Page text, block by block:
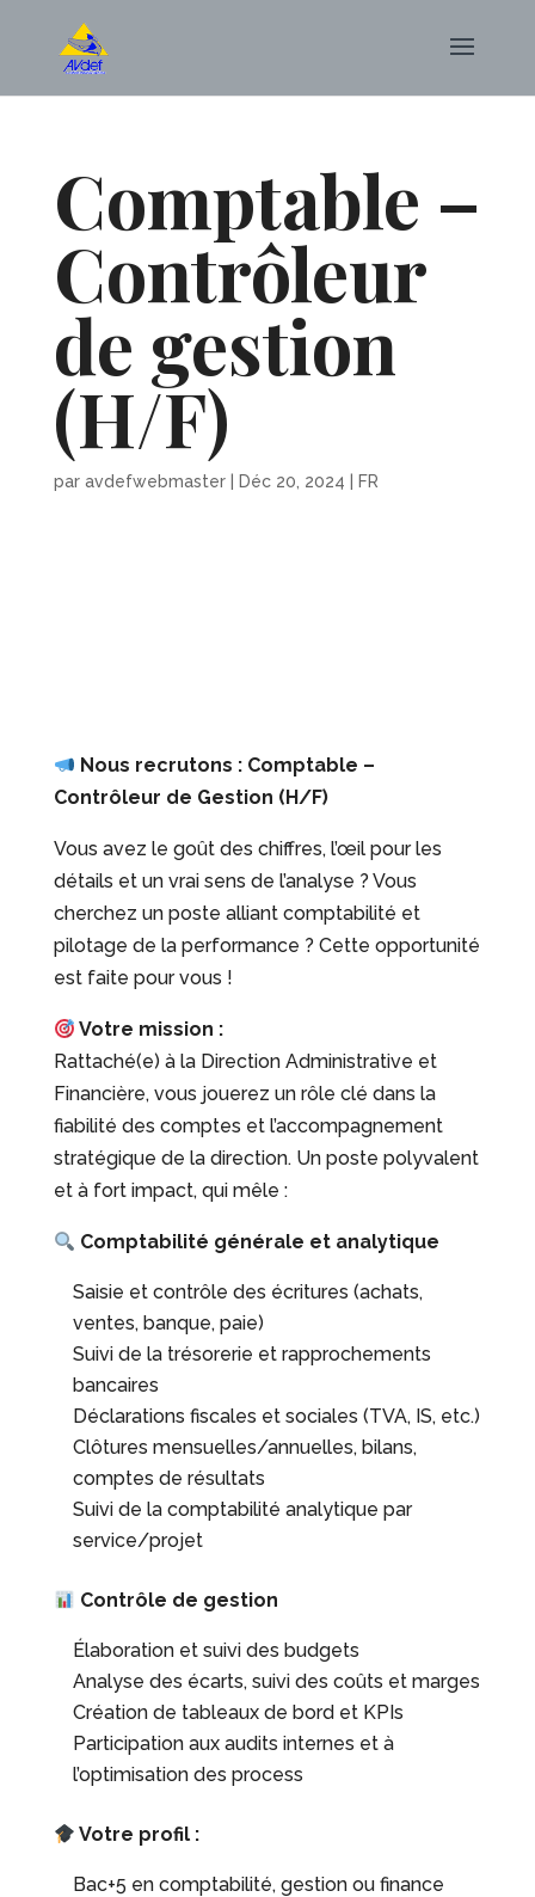
Comptable –
Contrôleur
de gestion
(H/F)
par avdefwebmaster| Déc 20, 2024 FR
Nous recrutons : Comptable –
Contrôleur de Gestion (H/F)
Vous avez le goût des chiffres, l’œil pour les
détails et un vrai sens de l’analyse ? Vous
cherchez un poste alliant comptabilité et
pilotage de la performance ? Cette opportunité
est faite pour vous !
Votre mission :
Rattaché(e) à la Direction Administrative et
Financière, vous jouerez un rôle clé dans la
fiabilité des comptes et l’accompagnement
stratégique de la direction. Un poste polyvalent
et à fort impact, qui mêle :
Comptabilité générale et analytique
Saisie et contrôle des écritures (achats,
ventes, banque, paie)
Suivi de la trésorerie et rapprochements
bancaires
Déclarations fiscales et sociales (TVA, IS, etc.)
Clôtures mensuelles/annuelles, bilans,
comptes de résultats
Suivi de la comptabilité analytique par
service/projet
Contrôle de gestion
Élaboration et suivi des budgets
Analyse des écarts, suivi des coûts et marges
Création de tableaux de bord et KPIs
Participation aux audits internes et à
l’optimisation des process
Votre profil :
Bac+5 en comptabilité, gestion ou finance